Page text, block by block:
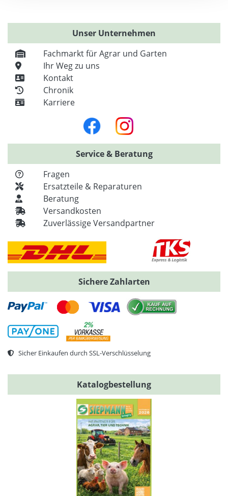
Unser Unternehmen
Fachmarkt für Agrar und Garten
Ihr Weg zu uns
Kontakt
Chronik
Karriere
Service & Beratung
Fragen
Ersatzteile & Reparaturen
Beratung
Versandkosten
Zuverlässige Versandpartner
Sichere Zahlarten
Sicher Einkaufen durch SSL-Verschlüsselung
Katalogbestellung